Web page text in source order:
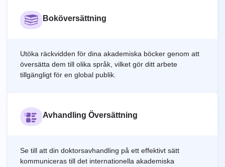
Boköversättning
Utöka räckvidden för dina akademiska böcker genom att
översätta dem till olika språk, vilket gör ditt arbete
tillgängligt för en global publik.
Avhandling Översättning
Se till att din doktorsavhandling på ett effektivt sätt
kommuniceras till det internationella akademiska